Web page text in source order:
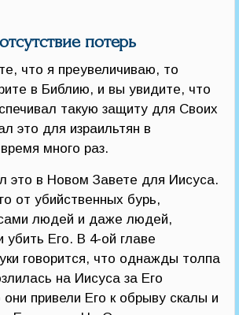
потерь
что я преувеличиваю, то
в Библию, и вы увидите, что
такую защиту для Своих
это для израильтян в
много раз.
это в Новом Завете для Иисуса.
от убийственных бурь,
людей и даже людей,
убить Его. В 4-ой главе
говорится, что однажды толпа
на Иисуса за Его
привели Его к обрыву скалы и